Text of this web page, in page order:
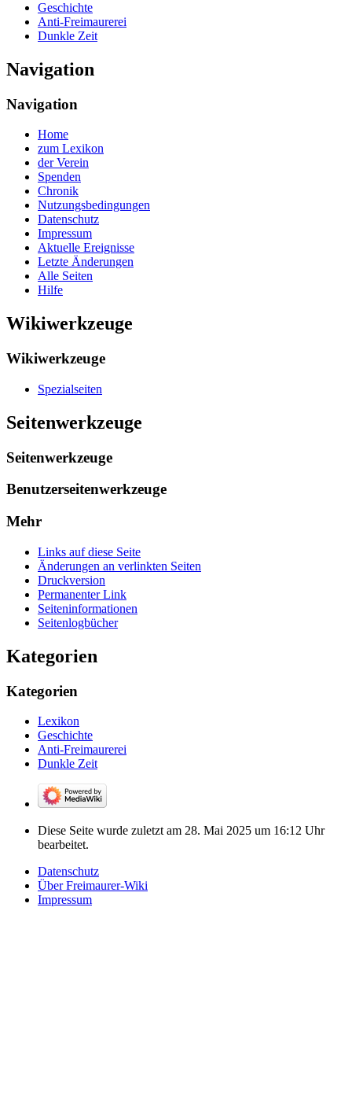
Geschichte
Anti-Freimaurerei
Dunkle Zeit
Navigation
Navigation
Home
zum Lexikon
der Verein
Spenden
Chronik
Nutzungsbedingungen
Datenschutz
Impressum
Aktuelle Ereignisse
Letzte Änderungen
Alle Seiten
Hilfe
Wikiwerkzeuge
Wikiwerkzeuge
Spezialseiten
Seitenwerkzeuge
Seitenwerkzeuge
Benutzerseitenwerkzeuge
Mehr
Links auf diese Seite
Änderungen an verlinkten Seiten
Druckversion
Permanenter Link
Seiten­­informationen
Seitenlogbücher
Kategorien
Kategorien
Lexikon
Geschichte
Anti-Freimaurerei
Dunkle Zeit
Diese Seite wurde zuletzt am 28. Mai 2025 um 16:12 Uhr
bearbeitet.
Datenschutz
Über Freimaurer-Wiki
Impressum